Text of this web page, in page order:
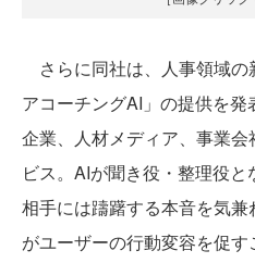
さらに同社は、人事領域の
アコーチングAI」の提供を
企業、人材メディア、事業
ビス。AIが聞き役・整理役
相手には躊躇する本音を気
がユーザーの行動変容を促